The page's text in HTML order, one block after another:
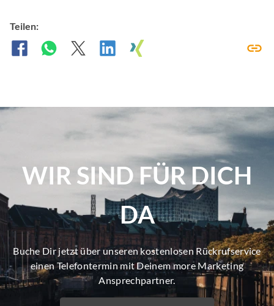
Teilen:
WIR SIND FÜR DICH
DA
Buche Dir jetzt über unseren kostenlosen Rückrufservice
einen Telefontermin mit Deinem more Marketing
Ansprechpartner.